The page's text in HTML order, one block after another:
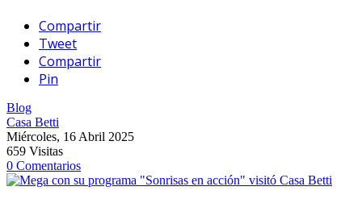
Compartir
Tweet
Compartir
Pin
Blog
Casa Betti
Miércoles, 16 Abril 2025
659 Visitas
0 Comentarios